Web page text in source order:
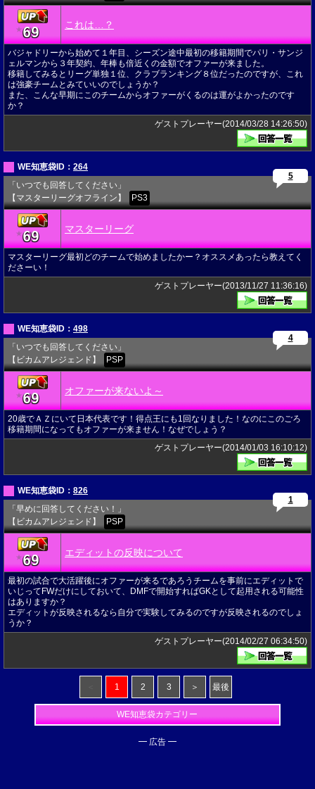
★69 これは…？
バジャドリーから始めて１年目、シーズン途中最初の移籍期間でパリ・サンジ
ェルマンから３年契約、年棒も倍近くの金額でオファーが来ました。
移籍してみるとリーグ単独１位、クラブランキング８位だったのですが、これ
は強豪チームとみていいのでしょうか？
また、こんな早期にこのチームからオファーがくるのは運がよかったのです
か？
ゲストプレーヤー(2014/03/28 14:26:50)
WE知恵袋ID： 264
「いつでも回答してください」
【マスターリーグオフライン】
PS3
5
★69 マスターリーグ
マスターリーグ最初どのチームで始めましたかー？オススメあったら教えてく
ださーい！
ゲストプレーヤー(2013/11/27 11:36:16)
WE知恵袋ID： 498
「いつでも回答してください」
【ビカムアレジェンド】
PSP
4
★69 オファーが来ないよ～
20歳でＡＺにいて日本代表です！得点王にも1回なりました！なのにこのごろ
移籍期間になってもオファーが来ません！なぜでしょう？
ゲストプレーヤー(2014/01/03 16:10:12)
WE知恵袋ID： 826
「早めに回答してください！」
【ビカムアレジェンド】
PSP
1
★69 エディットの反映について
最初の試合で大活躍後にオファーが来るであろうチームを事前にエディットで
いじってFWだけにしておいて、DMFで開始すればGKとして起用される可能性
はありますか？
エディットが反映されるなら自分で実験してみるのですが反映されるのでしょ
うか？
ゲストプレーヤー(2014/02/27 06:34:50)
1 2 3 ＞ 最後
WE知恵袋カテゴリー
━ 広告 ━